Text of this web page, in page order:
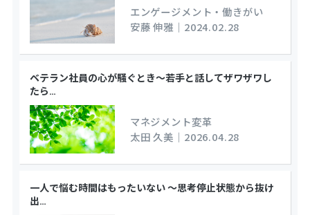
エンゲージメント・働きがい
安藤 伸雅 ｜ 2024.02.28
ベテラン社員の心が騒ぐとき～若手と話してザワザワし
たら…
マネジメント変革
太田 久美 ｜ 2026.04.28
一人で悩む時間はもったいない ～思考停止状態から抜け
出…